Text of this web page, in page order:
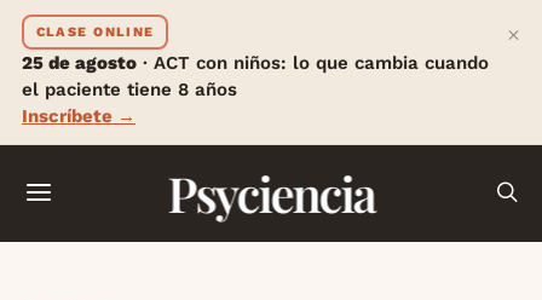
CLASE ONLINE
25 de agosto · ACT con niños: lo que cambia cuando
el paciente tiene 8 años
Inscríbete →
×
Psyciencia